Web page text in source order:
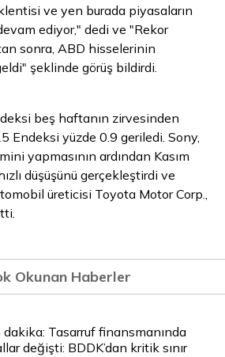
ve yen burada piyasaların
ediyor," dedi ve "Rekor
sonra, ABD hisselerinin
şeklinde görüş bildirdi.
beş haftanın zirvesinden
Endeksi yüzde 0.9 geriledi. Sony,
yapmasının ardından Kasım
düşüşünü gerçekleştirdi ve
üreticisi Toyota Motor Corp.,
Okunan Haberler
dakika: Tasarruf finansmanında
değişti: BDDK’dan kritik sınır